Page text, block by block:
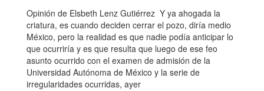
Opinión de Elsbeth Lenz Gutiérrez Y ya ahogada la
criatura, es cuando deciden cerrar el pozo, diría medio
México, pero la realidad es que nadie podía anticipar lo
que ocurriría y es que resulta que luego de ese feo
asunto ocurrido con el examen de admisión de la
Universidad Autónoma de México y la serie de
irregularidades ocurridas, ayer